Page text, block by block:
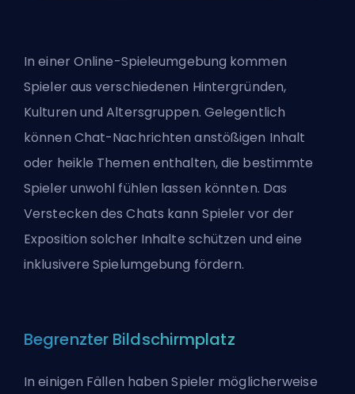
In einer Online-Spieleumgebung kommen
Spieler aus verschiedenen Hintergründen,
Kulturen und Altersgruppen. Gelegentlich
können Chat-Nachrichten anstößigen Inhalt
oder heikle Themen enthalten, die bestimmte
Spieler unwohl fühlen lassen könnten. Das
Verstecken des Chats kann Spieler vor der
Exposition solcher Inhalte schützen und eine
inklusivere Spielumgebung fördern.
Begrenzter Bildschirmplatz
In einigen Fällen haben Spieler möglicherweise